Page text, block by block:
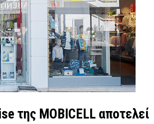
της MOBICELL αποτελεί